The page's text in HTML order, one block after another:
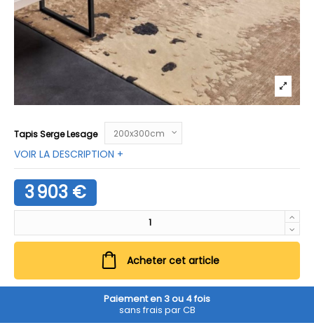
Tapis Serge Lesage
VOIR LA DESCRIPTION +
3 903 €
Acheter cet article
Paiement en 3 ou 4 fois
sans frais par CB